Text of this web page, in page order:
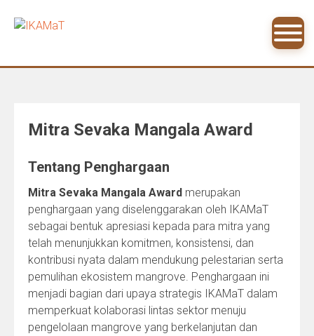
Mitra Sevaka Mangala Award
Tentang Penghargaan
Mitra Sevaka Mangala Award merupakan
penghargaan yang diselenggarakan oleh IKAMaT
sebagai bentuk apresiasi kepada para mitra yang
telah menunjukkan komitmen, konsistensi, dan
kontribusi nyata dalam mendukung pelestarian serta
pemulihan ekosistem mangrove. Penghargaan ini
menjadi bagian dari upaya strategis IKAMaT dalam
memperkuat kolaborasi lintas sektor menuju
pengelolaan mangrove yang berkelanjutan dan